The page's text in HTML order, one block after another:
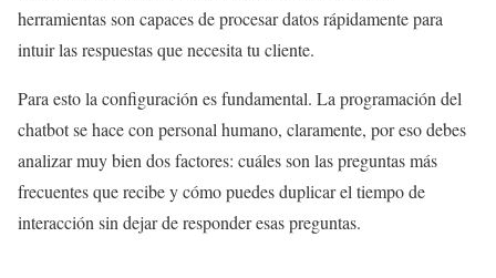
herramientas son capaces de procesar datos rápidamente para
intuir las respuestas que necesita tu cliente.
Para esto la configuración es fundamental. La programación del
chatbot se hace con personal humano, claramente, por eso debes
analizar muy bien dos factores: cuáles son las preguntas más
frecuentes que recibe y cómo puedes duplicar el tiempo de
interacción sin dejar de responder esas preguntas.